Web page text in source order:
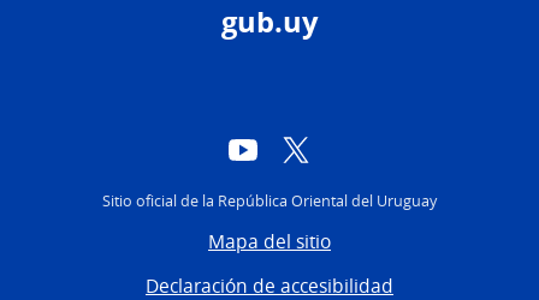
gub.uy
YouTube
Sitio oficial de la República Oriental del Uruguay
Mapa del sitio
Declaración de accesibilidad